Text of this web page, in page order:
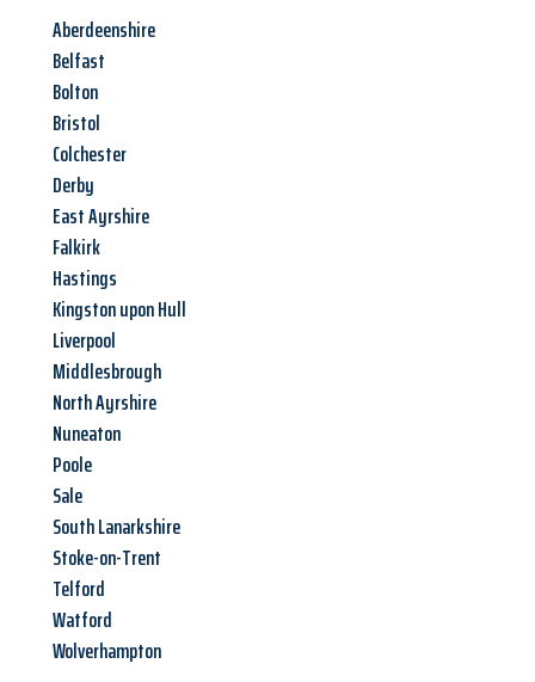
Aberdeenshire
Belfast
Bolton
Bristol
Colchester
Derby
East Ayrshire
Falkirk
Hastings
Kingston upon Hull
Liverpool
Middlesbrough
North Ayrshire
Nuneaton
Poole
Sale
South Lanarkshire
Stoke-on-Trent
Telford
Watford
Wolverhampton